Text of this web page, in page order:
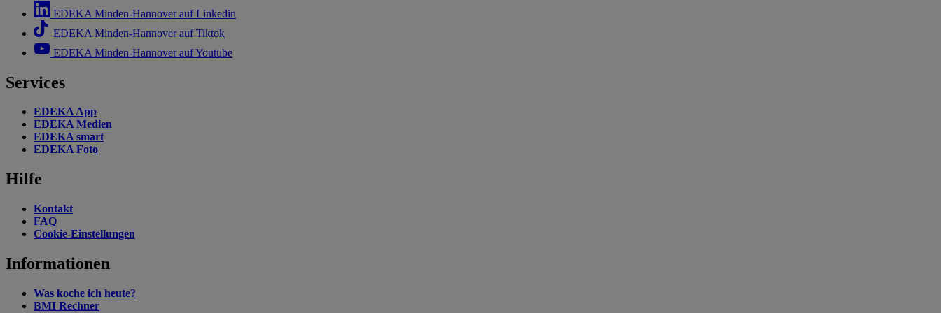
EDEKA Minden-Hannover auf Linkedin
EDEKA Minden-Hannover auf Tiktok
EDEKA Minden-Hannover auf Youtube
Services
EDEKA App
EDEKA Medien
EDEKA smart
EDEKA Foto
Hilfe
Kontakt
FAQ
Cookie-Einstellungen
Informationen
Was koche ich heute?
BMI Rechner